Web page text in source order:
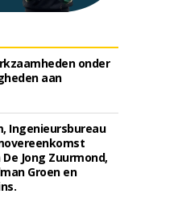
onder
aan
Ingenieursbureau
Jong Zuurmond,
Groen en